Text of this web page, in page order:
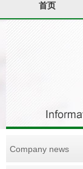
首页
Company news